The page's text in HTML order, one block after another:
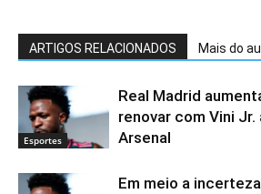
ARTIGOS RELACIONADOS Mais do
Esportes
Real Madrid
renovar com Vini
Arsenal
Em meio a